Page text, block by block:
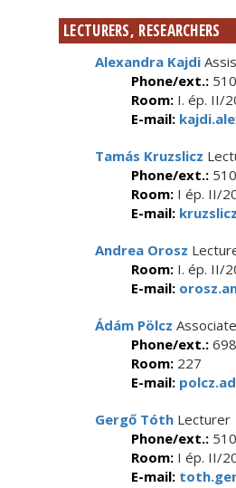
LECTURERS, RESEARCHERS
Alexandra Kajdi
Phone/ext.:
Room: I. ép. II/
E-mail:
Tamás Kruzslicz
Phone/ext.:
Room: I ép. II/
E-mail:
Andrea Orosz
Room: I. ép. II/
E-mail:
Ádám Pölcz
Phone/ext.:
Room: 227
E-mail:
Gergő Tóth Lecturer
Phone/ext.:
Room: I ép. II/
E-mail: